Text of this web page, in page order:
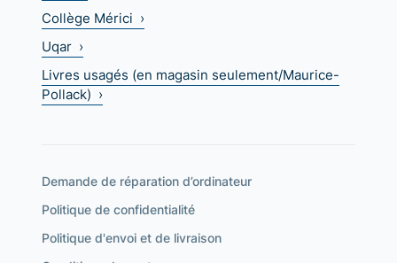
Collège Mérici ›
Uqar ›
Livres usagés (en magasin seulement/Maurice-
Pollack) ›
Demande de réparation d’ordinateur
Politique de confidentialité
Politique d'envoi et de livraison